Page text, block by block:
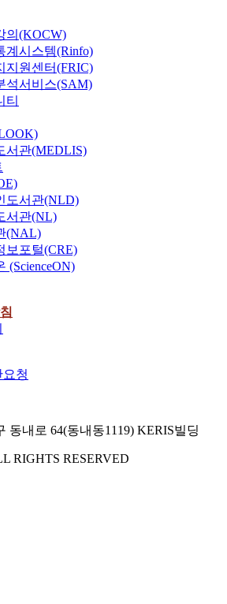
의(KOCW)
계시스템(Rinfo)
지원센터(FRIC)
석서비스(SAM)
티
서관(MEDLIS)
도서관(NLD)
서관(NL)
(NAL)
보포털(CRE)
(ScienceON)
청
동내로 64(동내동1119) KERIS빌딩
RIGHTS RESERVED